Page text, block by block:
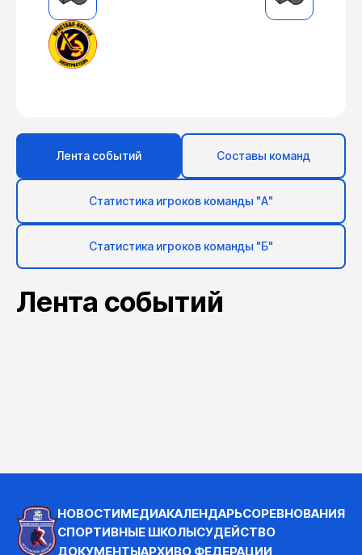
Лента событий Составы команд
Статистика игроков команды "А"
Статистика игроков команды "Б"
Лента событий
НОВОСТИМЕДИАКАЛЕНДАРЬСОРЕВНОВАНИЯ
СПОРТИВНЫЕ ШКОЛЫСУДЕЙСТВО
ДОКУМЕНТЫАРХИВО ФЕДЕРАЦИИ